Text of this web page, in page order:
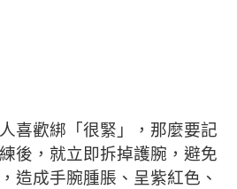
喜歡綁「很緊」，那麼要記
後，就立即拆掉護腕，避免
造成手腕腫脹、呈紫紅色、